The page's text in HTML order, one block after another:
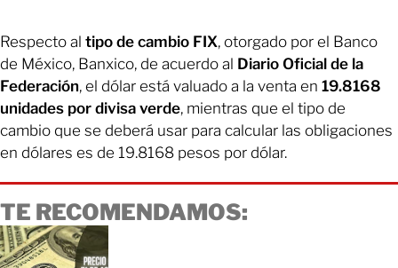
Respecto al tipo de cambio FIX, otorgado por el Banco
de México, Banxico, de acuerdo al Diario Oficial de la
Federación, el dólar está valuado a la venta en 19.8168
unidades por divisa verde, mientras que el tipo de
cambio que se deberá usar para calcular las obligaciones
en dólares es de 19.8168 pesos por dólar.
TE RECOMENDAMOS: